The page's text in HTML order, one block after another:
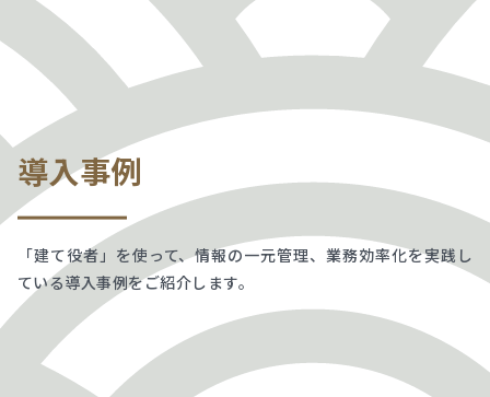
導入事例
「建て役者」を使って、情報の一元管理、業務効率化を実践し
ている導入事例をご紹介します。